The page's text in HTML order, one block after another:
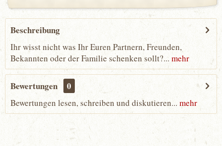
Beschreibung
Ihr wisst nicht was Ihr Euren Partnern, Freunden,
Bekannten oder der Familie schenken sollt?... mehr
Bewertungen 0
Bewertungen lesen, schreiben und diskutieren... mehr